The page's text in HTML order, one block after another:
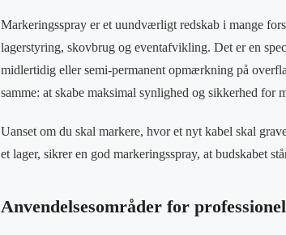
Markeringsspray er et uundværligt redskab i mange
lagerstyring, skovbrug og eventafvikling. Det er en
midlertidig eller semi-permanent opmærkning på
samme: at skabe maksimal synlighed og sikkerhed for
Uanset om du skal markere, hvor et nyt kabel skal
et lager, sikrer en god markeringsspray, at budskabet
Anvendelsesområder for